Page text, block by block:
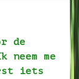
de
me
iets